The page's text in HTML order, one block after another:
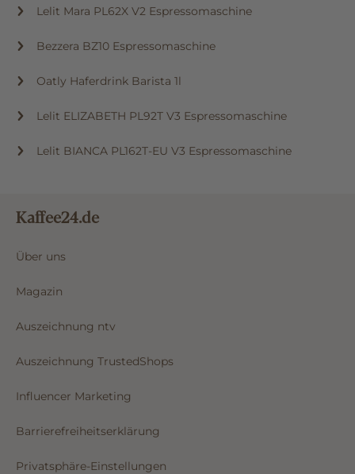
Lelit Mara PL62X V2 Espressomaschine
Bezzera BZ10 Espressomaschine
Oatly Haferdrink Barista 1l
Lelit ELIZABETH PL92T V3 Espressomaschine
Lelit BIANCA PL162T-EU V3 Espressomaschine
Kaffee24.de
Über uns
Magazin
Auszeichnung ntv
Auszeichnung TrustedShops
Influencer Marketing
Barrierefreiheitserklärung
Privatsphäre-Einstellungen